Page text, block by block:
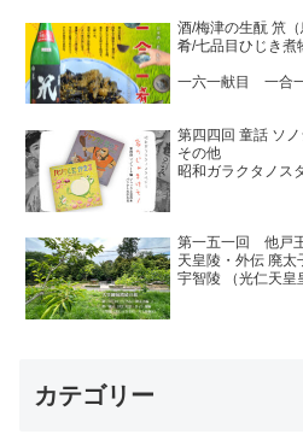
酒/梅津の
肴/七品目ひじき煮
一六一献目 一合
第四四回 童話 ソ
その他
昭和ガラクタノス
第一五一回 他戸
天皇陵・外伝 廃太
宇智陵 （光仁天皇
カテゴリー